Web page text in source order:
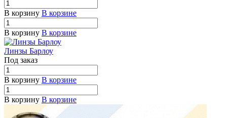
В корзину В корзине
В корзину В корзине
Линзы Барлоу
Под заказ
В корзину В корзине
В корзину В корзине